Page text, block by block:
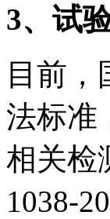
3、试
目前
法标准
相关检
1038-